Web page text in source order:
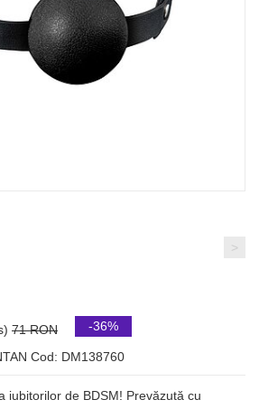
>
71 RON -36%
Cod: DM138760
iubitorilor de BDSM! Prevăzută cu